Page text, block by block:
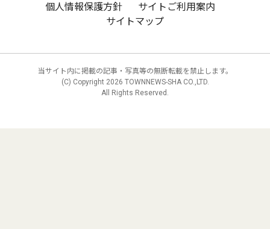
個人情報保護方針
サイトご利用案内
サイトマップ
当サイト内に掲載の記事・写真等の無断転載を禁止します。
(C) Copyright 2026 TOWNNEWS-SHA CO.,LTD.
All Rights Reserved.